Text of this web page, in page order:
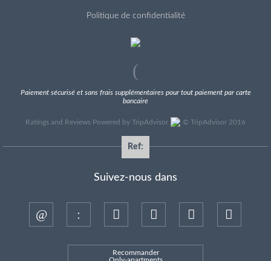
Politique de confidentialité
Paiement sécurisé et sans frais supplémentaires pour tout paiement par carte
bancaire
Ratings and Reviews Powered by TripAdvisor © TripAdvisor 2016
Ref:
Suivez-nous dans
Recommander